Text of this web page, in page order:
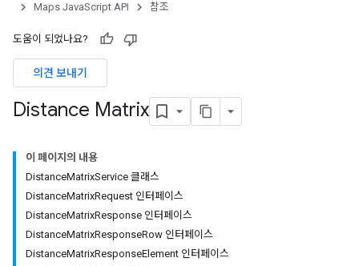
Maps JavaScript API
참조
도움이 되었나요?
의견 보내기
Distance Matrix
이 페이지의 내용
DistanceMatrixService 클래스
DistanceMatrixRequest 인터페이스
DistanceMatrixResponse 인터페이스
DistanceMatrixResponseRow 인터페이스
DistanceMatrixResponseElement 인터페이스